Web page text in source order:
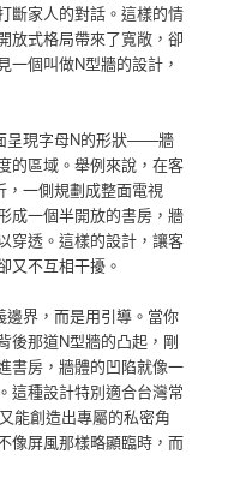
斷家人的對話。這樣的情
式格局帶來了寬敞，卻
一個叫做N型牆的設計，
呈現字母N的形狀——牆
的區域。舉例來說，在客
，一側規劃成整面電視
成一個半開放的書房，牆
穿透。這樣的設計，讓客
又不互相干擾。
邊界，而是用引導。當你
後那道N型牆的凸起，剛
書房，牆體的凹陷就像一
這種設計特別適合台灣常
能創造出專屬的私密角
像屏風那樣略顯臨時，而